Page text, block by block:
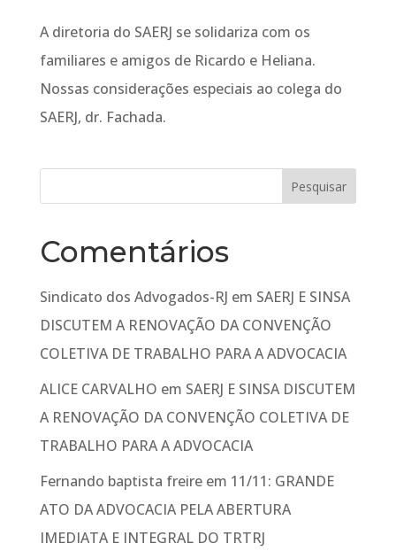
A diretoria do SAERJ se solidariza com os
familiares e amigos de Ricardo e Heliana.
Nossas considerações especiais ao colega do
SAERJ, dr. Fachada.
Comentários
Sindicato dos Advogados-RJ em SAERJ E SINSA
DISCUTEM A RENOVAÇÃO DA CONVENÇÃO
COLETIVA DE TRABALHO PARA A ADVOCACIA
ALICE CARVALHO em SAERJ E SINSA DISCUTEM
A RENOVAÇÃO DA CONVENÇÃO COLETIVA DE
TRABALHO PARA A ADVOCACIA
Fernando baptista freireem 11/11: GRANDE
ATO DA ADVOCACIA PELA ABERTURA
IMEDIATA E INTEGRAL DO TRTRJ